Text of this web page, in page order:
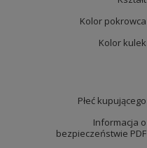
Kolor pokrowca
Kolor kulek
Płeć kupującego
Informacja o
bezpieczeństwie PDF